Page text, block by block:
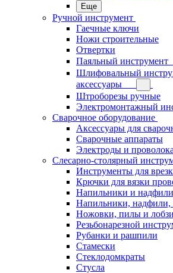
Еще
Ручной инструмент
Гаечные ключи
Ножи строительные
Отвертки
Паяльный инструмент
Шлифовальный
аксессуары
Штроборезы ручные
Электромонтажный
Сварочное оборудование
Аксессуары для
Сварочные аппараты
Электроды и
Слесарно-столярный
Инструменты для
Крючки для вязки
Напильники и надфили
Напильники,
Ножовки, пилы и
Резьбонарезной
Рубанки и рашпили
Стамески
Стеклодомкраты
Стусла